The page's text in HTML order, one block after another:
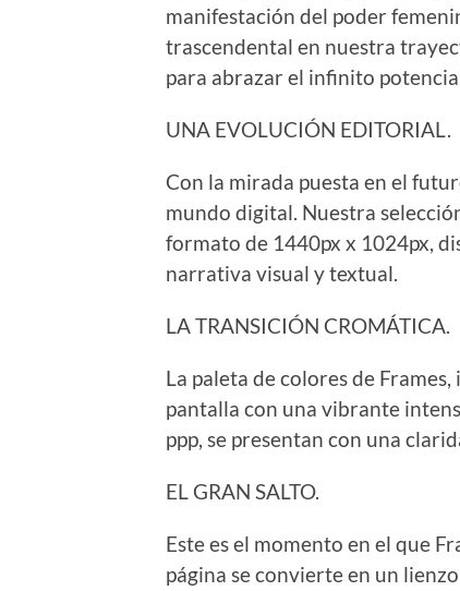
manifestación del poder
trascendental en nuestra
para abrazar el infinito
UNA EVOLUCIÓN EDITORIAL.
Con la mirada puesta en el
mundo digital. Nuestra
formato de 1440px x 1024px,
narrativa visual y textual.
LA TRANSICIÓN CROMÁTICA.
La paleta de colores de
pantalla con una vibrante
ppp, se presentan con una
EL GRAN SALTO.
Este es el momento en el que
página se convierte en un